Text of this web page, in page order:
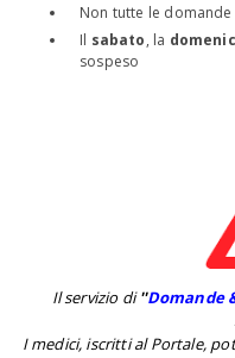
Non tutte le
Il sabato, la
sospeso
Il servizio di''Domande
I medici, iscritti al Portale,